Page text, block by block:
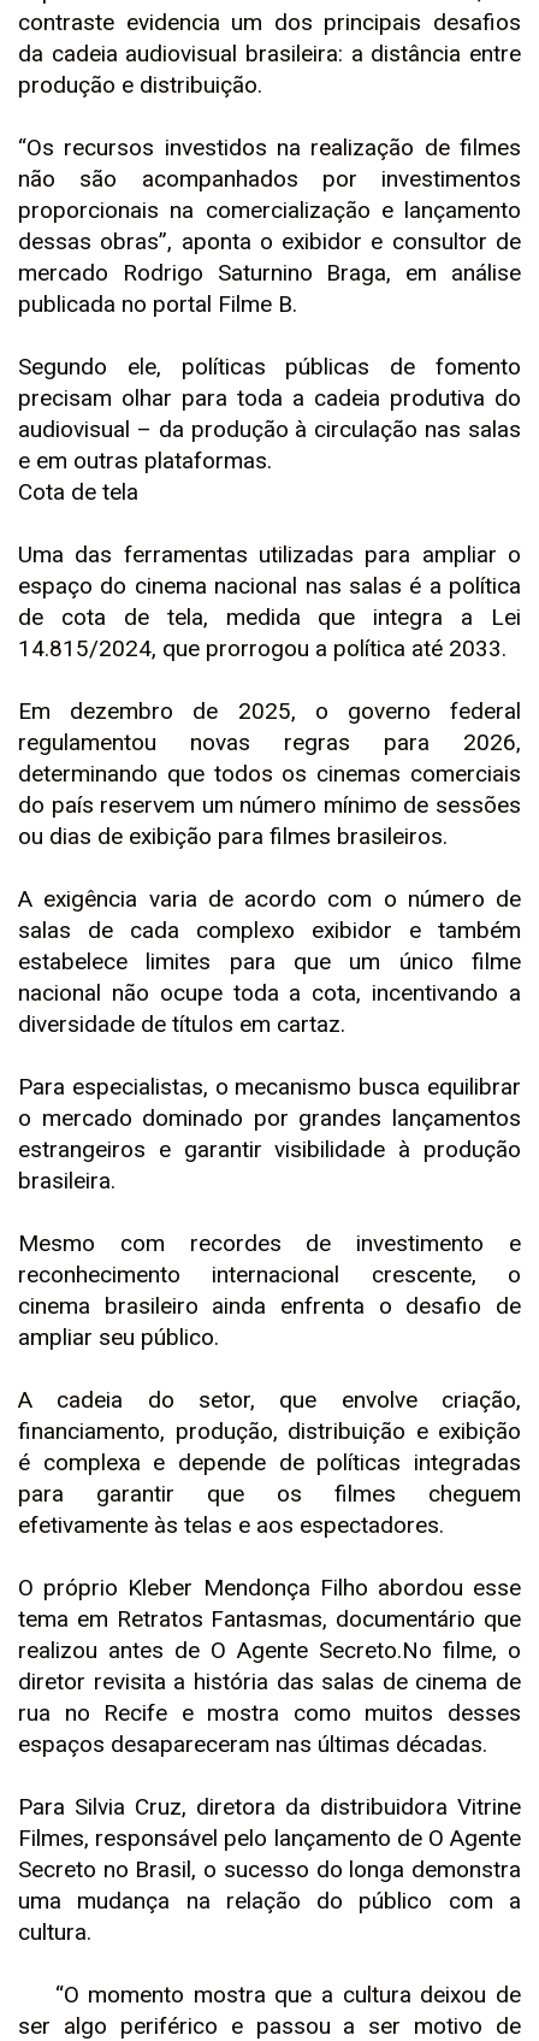
contraste evidencia um dos principais desafios
da cadeia audiovisual brasileira: a distância entre
produção e distribuição.
“Os recursos investidos na realização de filmes
não são acompanhados por investimentos
proporcionais na comercialização e lançamento
dessas obras”, aponta o exibidor e consultor de
mercado Rodrigo Saturnino Braga, em análise
publicada no portal Filme B.
Segundo ele, políticas públicas de fomento
precisam olhar para toda a cadeia produtiva do
audiovisual – da produção à circulação nas salas
e em outras plataformas.
Cota de tela
Uma das ferramentas utilizadas para ampliar o
espaço do cinema nacional nas salas é a política
de cota de tela, medida que integra a Lei
14.815/2024, que prorrogou a política até 2033.
Em dezembro de 2025, o governo federal
regulamentou novas regras para 2026,
determinando que todos os cinemas comerciais
do país reservem um número mínimo de sessões
ou dias de exibição para filmes brasileiros.
A exigência varia de acordo com o número de
salas de cada complexo exibidor e também
estabelece limites para que um único filme
nacional não ocupe toda a cota, incentivando a
diversidade de títulos em cartaz.
Para especialistas, o mecanismo busca equilibrar
o mercado dominado por grandes lançamentos
estrangeiros e garantir visibilidade à produção
brasileira.
Mesmo com recordes de investimento e
reconhecimento internacional crescente, o
cinema brasileiro ainda enfrenta o desafio de
ampliar seu público.
A cadeia do setor, que envolve criação,
financiamento, produção, distribuição e exibição
é complexa e depende de políticas integradas
para garantir que os filmes cheguem
efetivamente às telas e aos espectadores.
O próprio Kleber Mendonça Filho abordou esse
tema em Retratos Fantasmas, documentário que
realizou antes de O Agente Secreto.No filme, o
diretor revisita a história das salas de cinema de
rua no Recife e mostra como muitos desses
espaços desapareceram nas últimas décadas.
Para Silvia Cruz, diretora da distribuidora Vitrine
Filmes, responsável pelo lançamento de O Agente
Secreto no Brasil, o sucesso do longa demonstra
uma mudança na relação do público com a
cultura.
“O momento mostra que a cultura deixou de
ser algo periférico e passou a ser motivo de